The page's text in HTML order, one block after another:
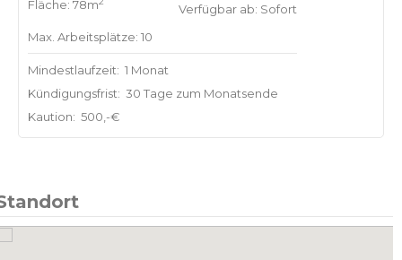
Fläche: 78m
Max. Arbeitsplätze: 10
Verfügbar ab: Sofort
Mindestlaufzeit: 1 Monat
Kündigungsfrist: 30 Tage zum Monatsende
Kaution: 500,-€